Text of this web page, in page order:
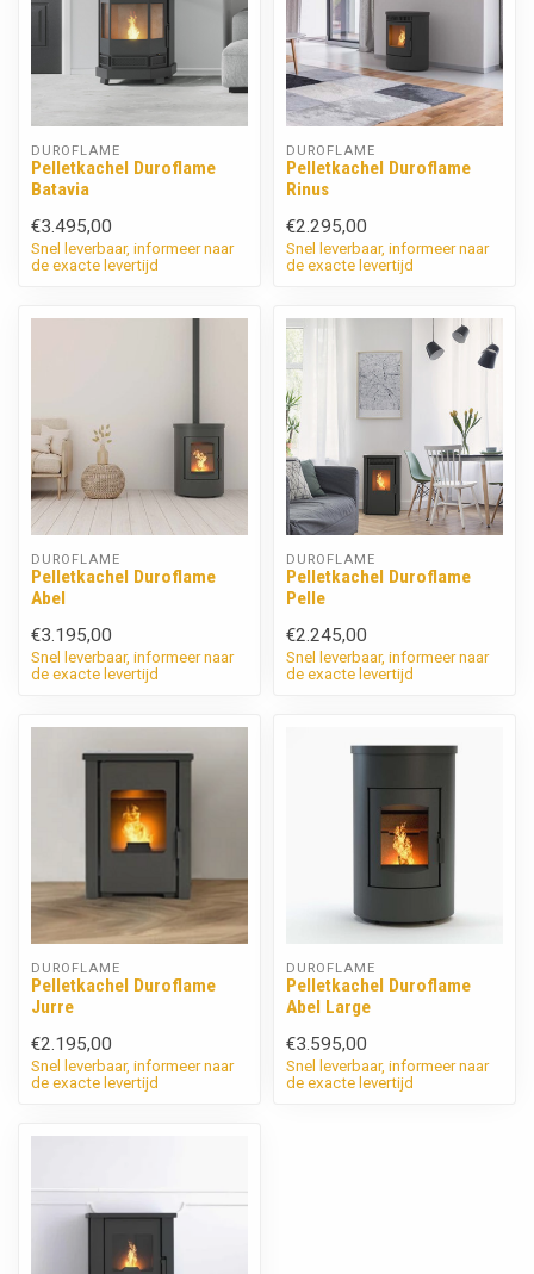
DUROFLAME
Pelletkachel Duroflame
Batavia
€3.495,00
Snel leverbaar, informeer naar
de exacte levertijd
DUROFLAME
Pelletkachel Duroflame
Rinus
€2.295,00
Snel leverbaar, informeer naar
de exacte levertijd
DUROFLAME
Pelletkachel Duroflame
Abel
€3.195,00
Snel leverbaar, informeer naar
de exacte levertijd
DUROFLAME
Pelletkachel Duroflame
Pelle
€2.245,00
Snel leverbaar, informeer naar
de exacte levertijd
DUROFLAME
Pelletkachel Duroflame
Jurre
€2.195,00
Snel leverbaar, informeer naar
de exacte levertijd
DUROFLAME
Pelletkachel Duroflame
Abel Large
€3.595,00
Snel leverbaar, informeer naar
de exacte levertijd